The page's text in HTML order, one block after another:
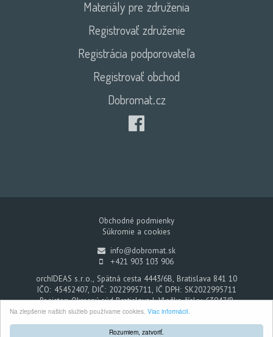
Rozumiem, zatvoriť.
Na zlepšenie našich služieb používame cookies. Viac informácií.
Materiály pre združenia
Registrovať združenie
Registrácia podporovateľa
Registrovať obchod
Dobromat.cz
Obchodné podmienky
Súkromie a cookies
info@dobromat.sk
+421 903 103 906
orchIDEAS s.r.o., Spätná cesta 4443/6B, Bratislava 841 10
IČO: 45452407, DIČ: 2022995711, IČ DPH: SK2022995711
Register: Okresný súd Bratislava I, Vložka číslo: 63947/B
Dobromat - Každým nákupom pomáhate
© 2026. Všetky práva vyhradené.